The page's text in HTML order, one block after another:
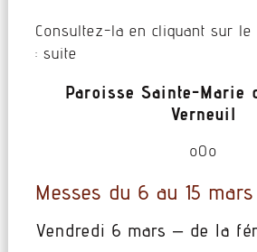
Consultez-la en cliquant sur
: suite
Paroisse Sainte-Marie
Verneuil
oOo
Messes du 6 au 15
Vendredi 6 mars – de la